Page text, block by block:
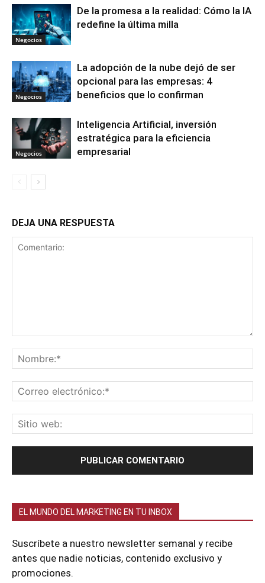
Negocios
De la promesa a la realidad: Cómo la IA
redefine la última milla
Negocios
La adopción de la nube dejó de ser
opcional para las empresas: 4
beneficios que lo confirman
Negocios
Inteligencia Artificial, inversión
estratégica para la eficiencia
empresarial
DEJA UNA RESPUESTA
EL MUNDO DEL MARKETING EN TU INBOX
Suscríbete a nuestro newsletter semanal y recibe
antes que nadie noticias, contenido exclusivo y
promociones.